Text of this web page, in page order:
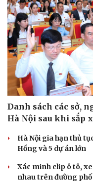
Danh sách các sở,
Hà Nội sau khi sắp
Hà Nội gia hạn thủ
Hồng và 5 dự án lớn
Xác minh clip ô tô,
nhau trên đường phố